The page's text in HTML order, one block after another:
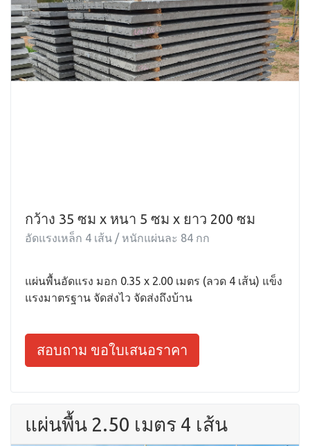
กว้าง 35 ซม x หนา 5 ซม x ยาว 200 ซม
อัดแรงเหล็ก 4 เส้น / หนักแผ่นละ 84 กก
แผ่นพื้นอัดแรง มอก 0.35 x 2.00 เมตร (ลวด 4 เส้น) แข็ง
แรงมาตรฐาน จัดส่งไว จัดส่งถึงบ้าน
สอบถาม ขอใบเสนอราคา
แผ่นพื้น 2.50 เมตร 4 เส้น